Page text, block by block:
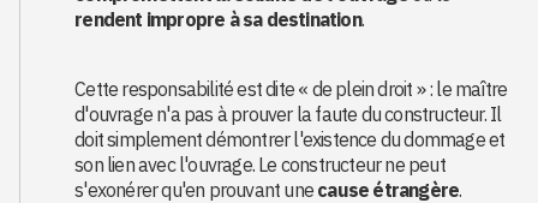
rendent impropre à sa destination.
Cette responsabilité est dite « de plein droit » : le maître
d'ouvrage n'a pas à prouver la faute du constructeur. Il
doit simplement démontrer l'existence du dommage et
son lien avec l'ouvrage. Le constructeur ne peut
s'exonérer qu'en prouvant une cause étrangère.